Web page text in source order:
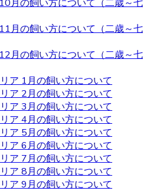
テリトリーをしっかりと守ろ
適しています。吠え癖を持っ
正できるので心配はいりませ
リアについてお悩みの際は、
ークシャーテリアはヨークや
親しまれています。 非常に細
ルコートであり抜け毛が少な
れ下がるほど長い被毛が挙げ
雰囲気が違ってきます。被毛
ングという、長い被毛をひと
色々なおしゃれを楽しめ流の
月の飼い方について（二歳～七
月の飼い方について（二歳～七
月の飼い方について（二歳～七
ア 1月の飼い方について
ア 2月の飼い方について
ア 3月の飼い方について
ア 4月の飼い方について
ア 5月の飼い方について
ア 6月の飼い方について
ア 7月の飼い方について
ア 8月の飼い方について
ア 9月の飼い方について